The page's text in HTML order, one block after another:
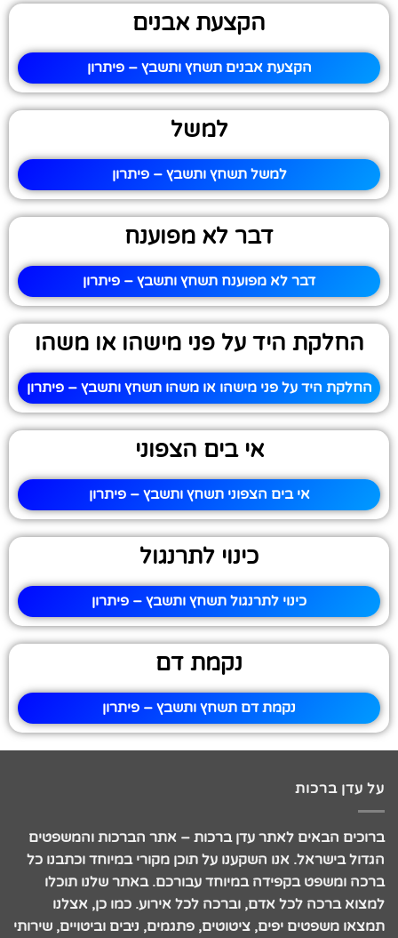
הקצעת אבנים
הקצעת אבנים תשחץ ותשבץ – פיתרון
למשל
למשל תשחץ ותשבץ – פיתרון
דבר לא מפוענח
דבר לא מפוענח תשחץ ותשבץ – פיתרון
החלקת היד על פני מישהו או משהו
החלקת היד על פני מישהו או משהו תשחץ ותשבץ – פיתרון
אי בים הצפוני
אי בים הצפוני תשחץ ותשבץ – פיתרון
כינוי לתרנגול
כינוי לתרנגול תשחץ ותשבץ – פיתרון
נקמת דם
נקמת דם תשחץ ותשבץ – פיתרון
על עדן ברכות
ברוכים הבאים לאתר עדן ברכות – אתר הברכות והמשפטים
הגדול בישראל. אנו השקענו על תוכן מקורי במיוחד וכתבנו כל
ברכה ומשפט בקפידה במיוחד עבורכם. באתר שלנו תוכלו
למצוא ברכה לכל אדם, וברכה לכל אירוע. כמו כן, אצלנו
תמצאו משפטים יפים, ציטוטים, פתגמים, ניבים וביטויים, שירותי